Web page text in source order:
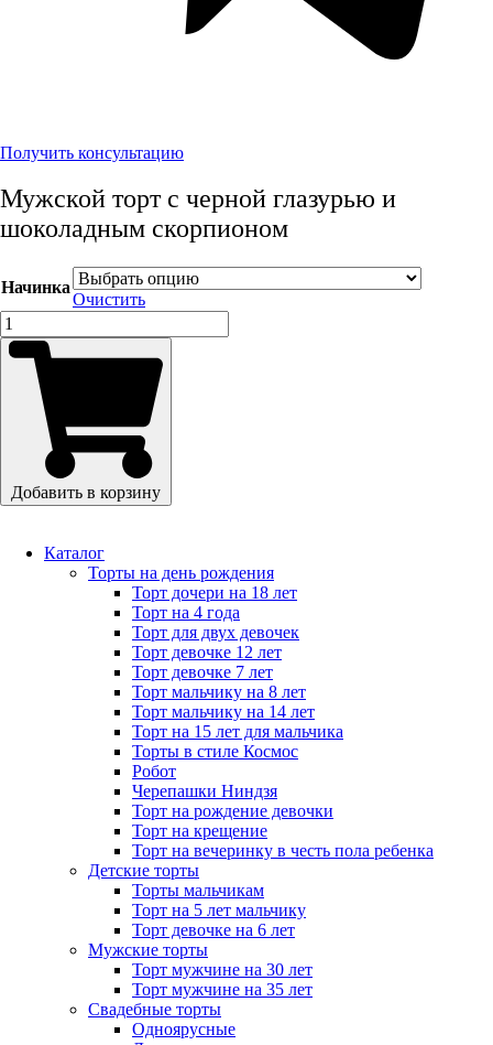
Получить консультацию
Мужской торт с черной глазурью и
шоколадным скорпионом
Начинка
Очистить
Количество
товара
Детский
поездом
мальчика
Добавить в корзину
Каталог
Торты на день рождения
Торт дочери на 18 лет
Торт на 4 года
Торт для двух девочек
Торт девочке 12 лет
Торт девочке 7 лет
Торт мальчику на 8 лет
Торт мальчику на 14 лет
Торт на 15 лет для мальчика
Торты в стиле Космос
Робот
Черепашки Ниндзя
Торт на рождение девочки
Торт на крещение
Торт на вечеринку в честь пола ребенка
Детские торты
Торты мальчикам
Торт на 5 лет мальчику
Торт девочке на 6 лет
Мужские торты
Торт мужчине на 30 лет
Торт мужчине на 35 лет
Свадебные торты
Одноярусные